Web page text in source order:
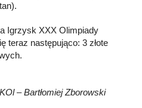
Igrzysk XXX Olimpiady
teraz następująco: 3 złote
– Bartłomiej Zborowski